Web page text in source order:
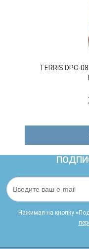
TERRIS DPC-
Нажимая на кнопку